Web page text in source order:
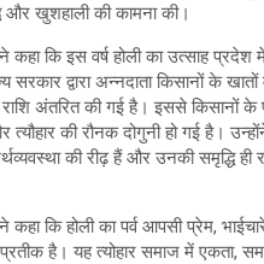
खुशहाली की कामना की।
कहा कि इस वर्ष होली का उत्साह प्रदेश
सरकार द्वारा अन्नदाता किसानों के
अंतरित की गई है। इससे किसानों के
की रौनक दोगुनी हो गई है।
की रीढ़ हैं और उनकी समृद्धि ही
कहा कि होली का पर्व आपसी प्रेम,
प्रतीक है। यह त्योहार समाज में एकता,